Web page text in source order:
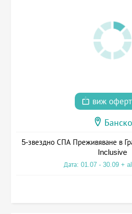
виж
Банско
5-звездно СПА Преживяване в
Inclusive
Дата: 01.07 - 30.09 +